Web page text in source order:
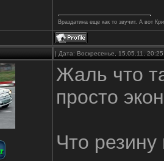
Враздатина еще как то звучит. А вот
| Дата: Воскресенье, 15.05.11,
Жаль что
просто
Что